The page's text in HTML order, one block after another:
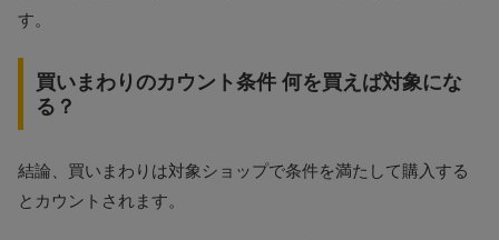
す。
買いまわりのカウント条件 何を買えば対象にな
る？
結論、買いまわりは対象ショップで条件を満たして購入する
とカウントされます。